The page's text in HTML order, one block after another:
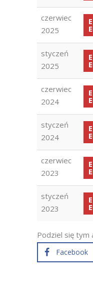
czerwiec
2025
styczeń
2025
czerwiec
2024
styczeń
2024
czerwiec
2023
styczeń
2023
Podziel się tym
Facebook